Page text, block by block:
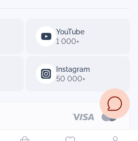
YouTube
1 000+
Instagram
50 000+
by